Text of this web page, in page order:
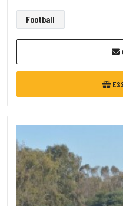
Football